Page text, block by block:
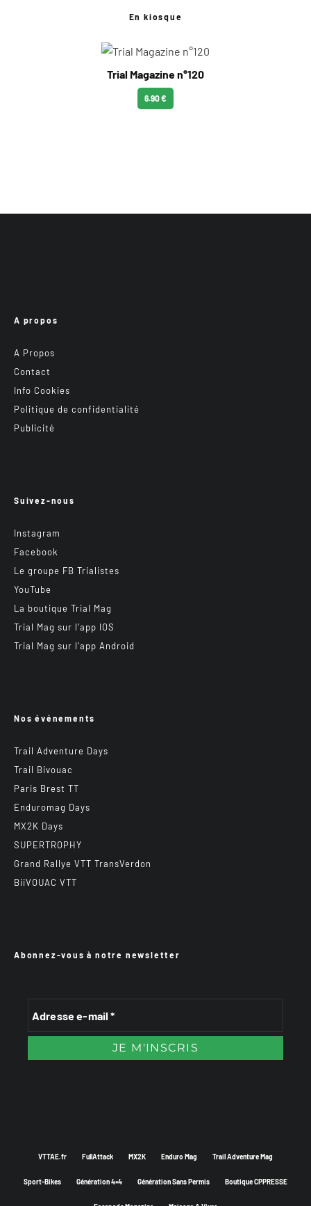
En kiosque
Trial Magazine n°120
6.90 €
A propos
A Propos
Contact
Info Cookies
Politique de confidentialité
Publicité
Suivez-nous
Instagram
Facebook
Le groupe FB Trialistes
YouTube
La boutique Trial Mag
Trial Mag sur l’app IOS
Trial Mag sur l’app Android
Nos événements
Trail Adventure Days
Trail Bivouac
Paris Brest TT
Enduromag Days
MX2K Days
SUPERTROPHY
Grand Rallye VTT TransVerdon
BiiVOUAC VTT
Abonnez-vous à notre newsletter
VTTAE.fr FullAttack MX2K Enduro Mag Trail Adventure Mag
Sport-Bikes Génération 4×4 Génération Sans Permis Boutique CPPRESSE